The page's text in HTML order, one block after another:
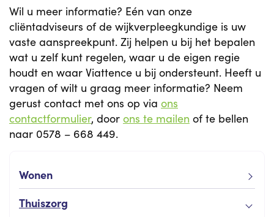
Wonen
Thuiszorg
Wil u meer informatie? Eén van onze
cliëntadviseurs of de wijkverpleegkundige is uw
vaste aanspreekpunt. Zij helpen u bij het bepalen
wat u zelf kunt regelen, waar u de eigen regie
houdt en waar Viattence u bij ondersteunt. Heeft u
vragen of wilt u graag meer informatie? Neem
gerust contact met ons op via ons
contactformulier, door ons te mailen of te bellen
naar 0578 – 668 449.